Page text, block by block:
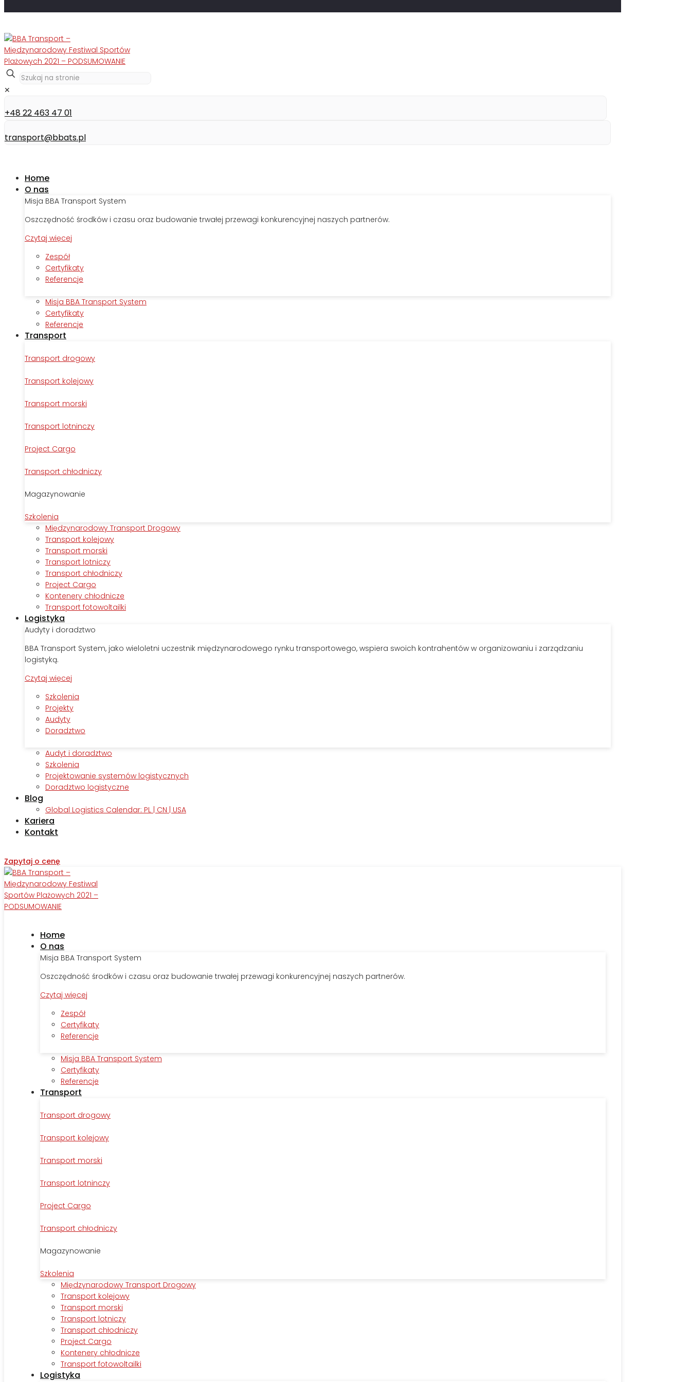
✕
+48 22 463 47 01
transport@bbats.pl
Home
O nas
Misja BBA Transport System
Oszczędność środków i czasu oraz budowanie trwałej przewagi konkurencyjnej naszych partnerów.
Czytaj więcej
Zespół
Certyfikaty
Referencje
Misja BBA Transport System
Certyfikaty
Referencje
Transport
Transport drogowy
Transport kolejowy
Transport morski
Transport lotninczy
Project Cargo
Transport chłodniczy
Magazynowanie
Szkolenia
Międzynarodowy Transport Drogowy
Transport kolejowy
Transport morski
Transport lotniczy
Transport chłodniczy
Project Cargo
Kontenery chłodnicze
Transport fotowoltailki
Logistyka
Audyty i doradztwo
BBA Transport System, jako wieloletni uczestnik międzynarodowego rynku transportowego, wspiera swoich kontrahentów w organizowaniu i zarządzaniu
logistyką.
Czytaj więcej
Szkolenia
Projekty
Audyty
Doradztwo
Audyt i doradztwo
Szkolenia
Projektowanie systemów logistycznych
Doradztwo logistyczne
Blog
Global Logistics Calendar: PL | CN | USA
Kariera
Kontakt
Zapytaj o cenę
Home
O nas
Misja BBA Transport System
Oszczędność środków i czasu oraz budowanie trwałej przewagi konkurencyjnej naszych partnerów.
Czytaj więcej
Zespół
Certyfikaty
Referencje
Misja BBA Transport System
Certyfikaty
Referencje
Transport
Transport drogowy
Transport kolejowy
Transport morski
Transport lotninczy
Project Cargo
Transport chłodniczy
Magazynowanie
Szkolenia
Międzynarodowy Transport Drogowy
Transport kolejowy
Transport morski
Transport lotniczy
Transport chłodniczy
Project Cargo
Kontenery chłodnicze
Transport fotowoltailki
Logistyka